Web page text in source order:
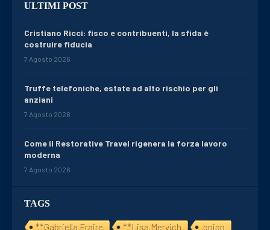
TAGS
**Gabriella Fraire **Lisa Mervich .onion
ULTIMI POST
Cristiano Ricci: fisco e contribuenti, la sfida è
costruire fiducia
7 Agosto 2026
Truffe telefoniche, estate ad alto rischio per gli
anziani
7 Agosto 2026
Come il Restorative Travel rigenera la forza lavoro
moderna
7 Agosto 2026